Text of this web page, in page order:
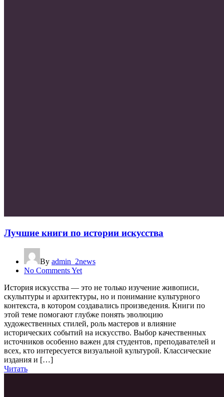
Лучшие книги по истории искусства
By admin_2news
No Comments Yet
История искусства — это не только изучение живописи,
скульптуры и архитектуры, но и понимание культурного
контекста, в котором создавались произведения. Книги по
этой теме помогают глубже понять эволюцию
художественных стилей, роль мастеров и влияние
исторических событий на искусство. Выбор качественных
источников особенно важен для студентов, преподавателей и
всех, кто интересуется визуальной культурой. Классические
издания и […]
Читать